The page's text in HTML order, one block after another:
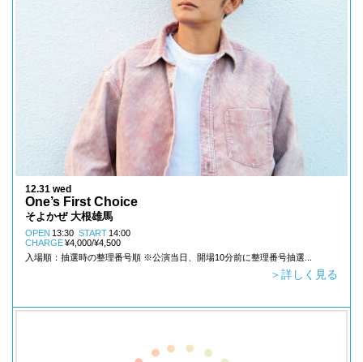
12.31 wed
One’s First Choice
そよかぜ 大根雄馬
OPEN 13:30 START 14:00
CHARGE¥4,000/¥4,500
入場順：抽選時の整理番号順 ※公演当日、開場10分前に整理番号抽選...
＞詳しく見る